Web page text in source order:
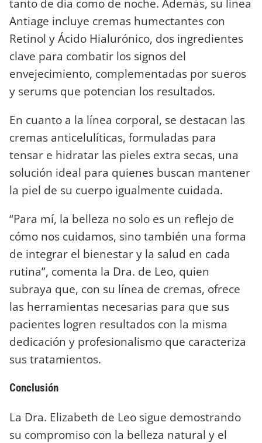
Antiage incluye cremas humectantes con
Retinol y Ácido Hialurónico, dos ingredientes
clave para combatir los signos del
envejecimiento, complementadas por sueros
y serums que potencian los resultados.
En cuanto a la línea corporal, se destacan las
cremas anticelulíticas, formuladas para
tensar e hidratar las pieles extra secas, una
solución ideal para quienes buscan mantener
la piel de su cuerpo igualmente cuidada.
“Para mí, la belleza no solo es un reflejo de
cómo nos cuidamos, sino también una forma
de integrar el bienestar y la salud en cada
rutina”, comenta la Dra. de Leo, quien
subraya que, con su línea de cremas, ofrece
las herramientas necesarias para que sus
pacientes logren resultados con la misma
dedicación y profesionalismo que caracteriza
sus tratamientos.
Conclusión
La Dra. Elizabeth de Leo sigue demostrando
su compromiso con la belleza natural y el